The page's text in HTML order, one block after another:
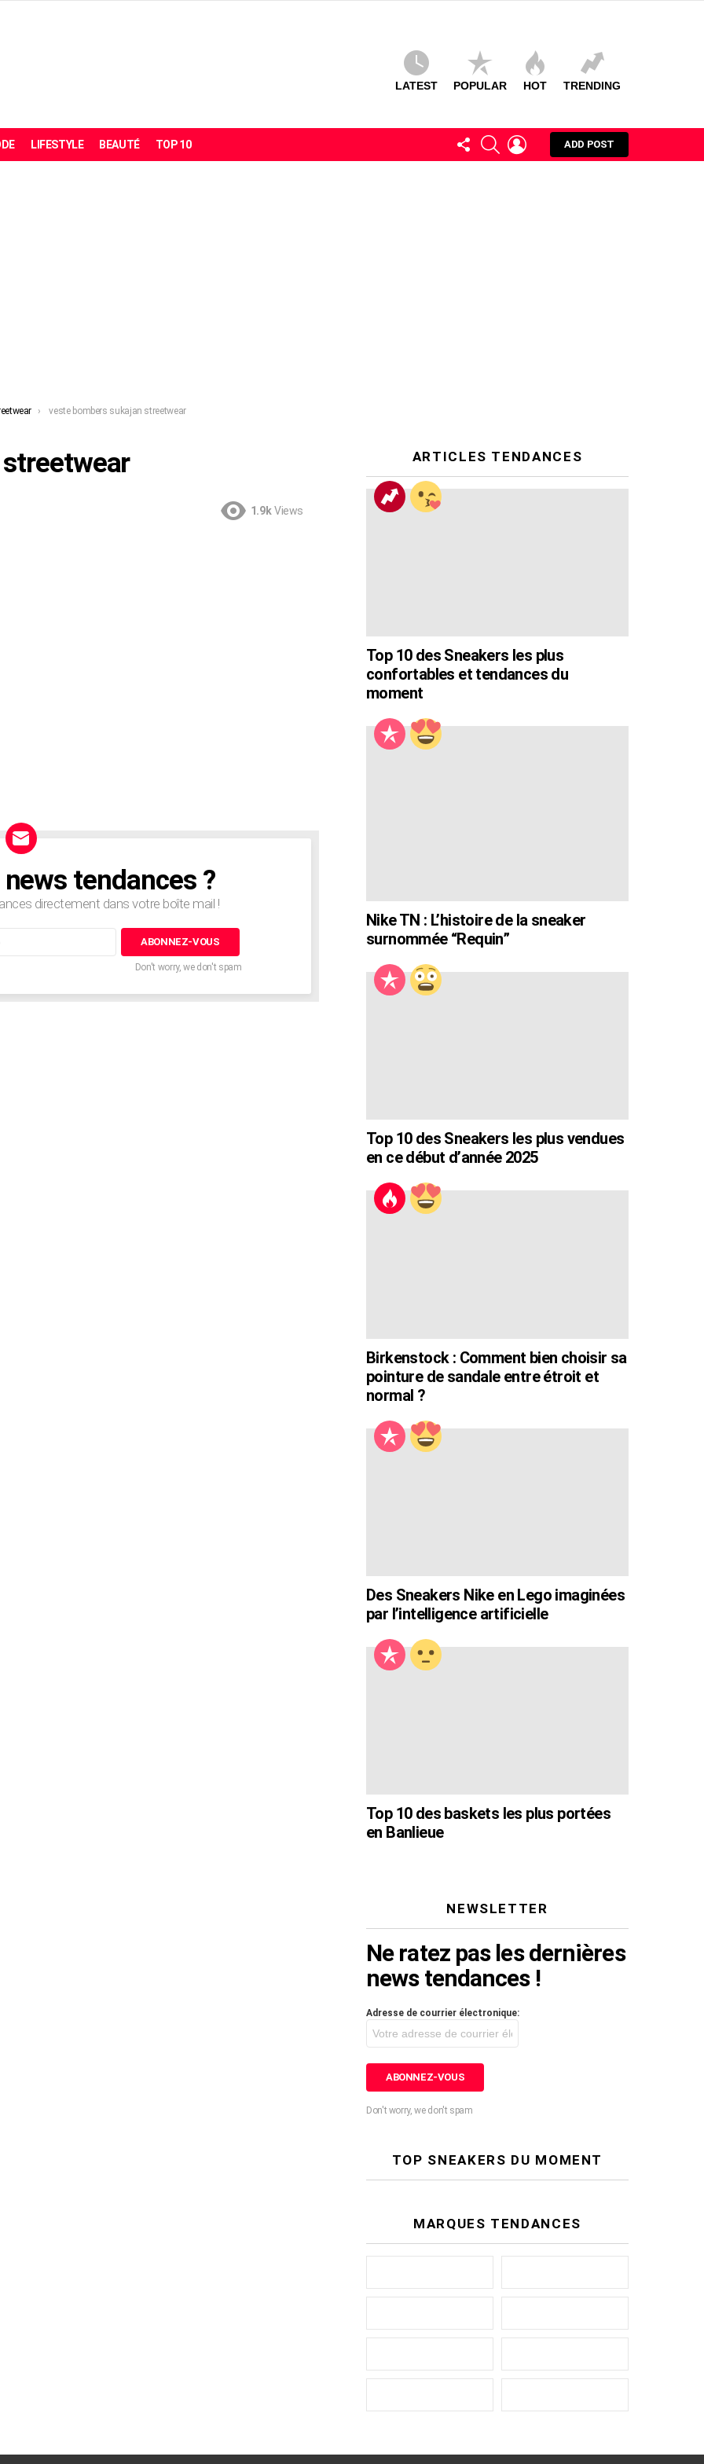
LATEST POPULAR HOT TRENDING
LIFESTYLE BEAUTÉ TOP 10
FOLLOW
US
SEARCHLOGIN
ADD POST
veste bombers sukajan streetwear
1.9k Views
tendances ?
directement dans votre boîte mail !
Don't worry, we don't spam
ARTICLES TENDANCES
Top 10 des Sneakers les plus
confortables et tendances du
moment
Nike TN : L’histoire de la sneaker
surnommée “Requin”
Top 10 des Sneakers les plus vendues
en ce début d’année 2025
Birkenstock : Comment bien choisir sa
pointure de sandale entre étroit et
normal ?
Des Sneakers Nike en Lego imaginées
par l’intelligence artificielle
Top 10 des baskets les plus portées
en Banlieue
NEWSLETTER
Ne ratez pas les dernières
news tendances !
Adresse de courrier électronique:
Don't worry, we don't spam
TOP SNEAKERS DU MOMENT
MARQUES TENDANCES